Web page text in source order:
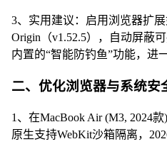
3、实用建议：启用浏览器扩
Origin（v1.52.5），自动屏蔽
内置的“智能防钓鱼”功能，进
二、优化浏览器与系统安
1、在MacBook Air (M3, 2024
原生支持WebKit沙箱隔离，